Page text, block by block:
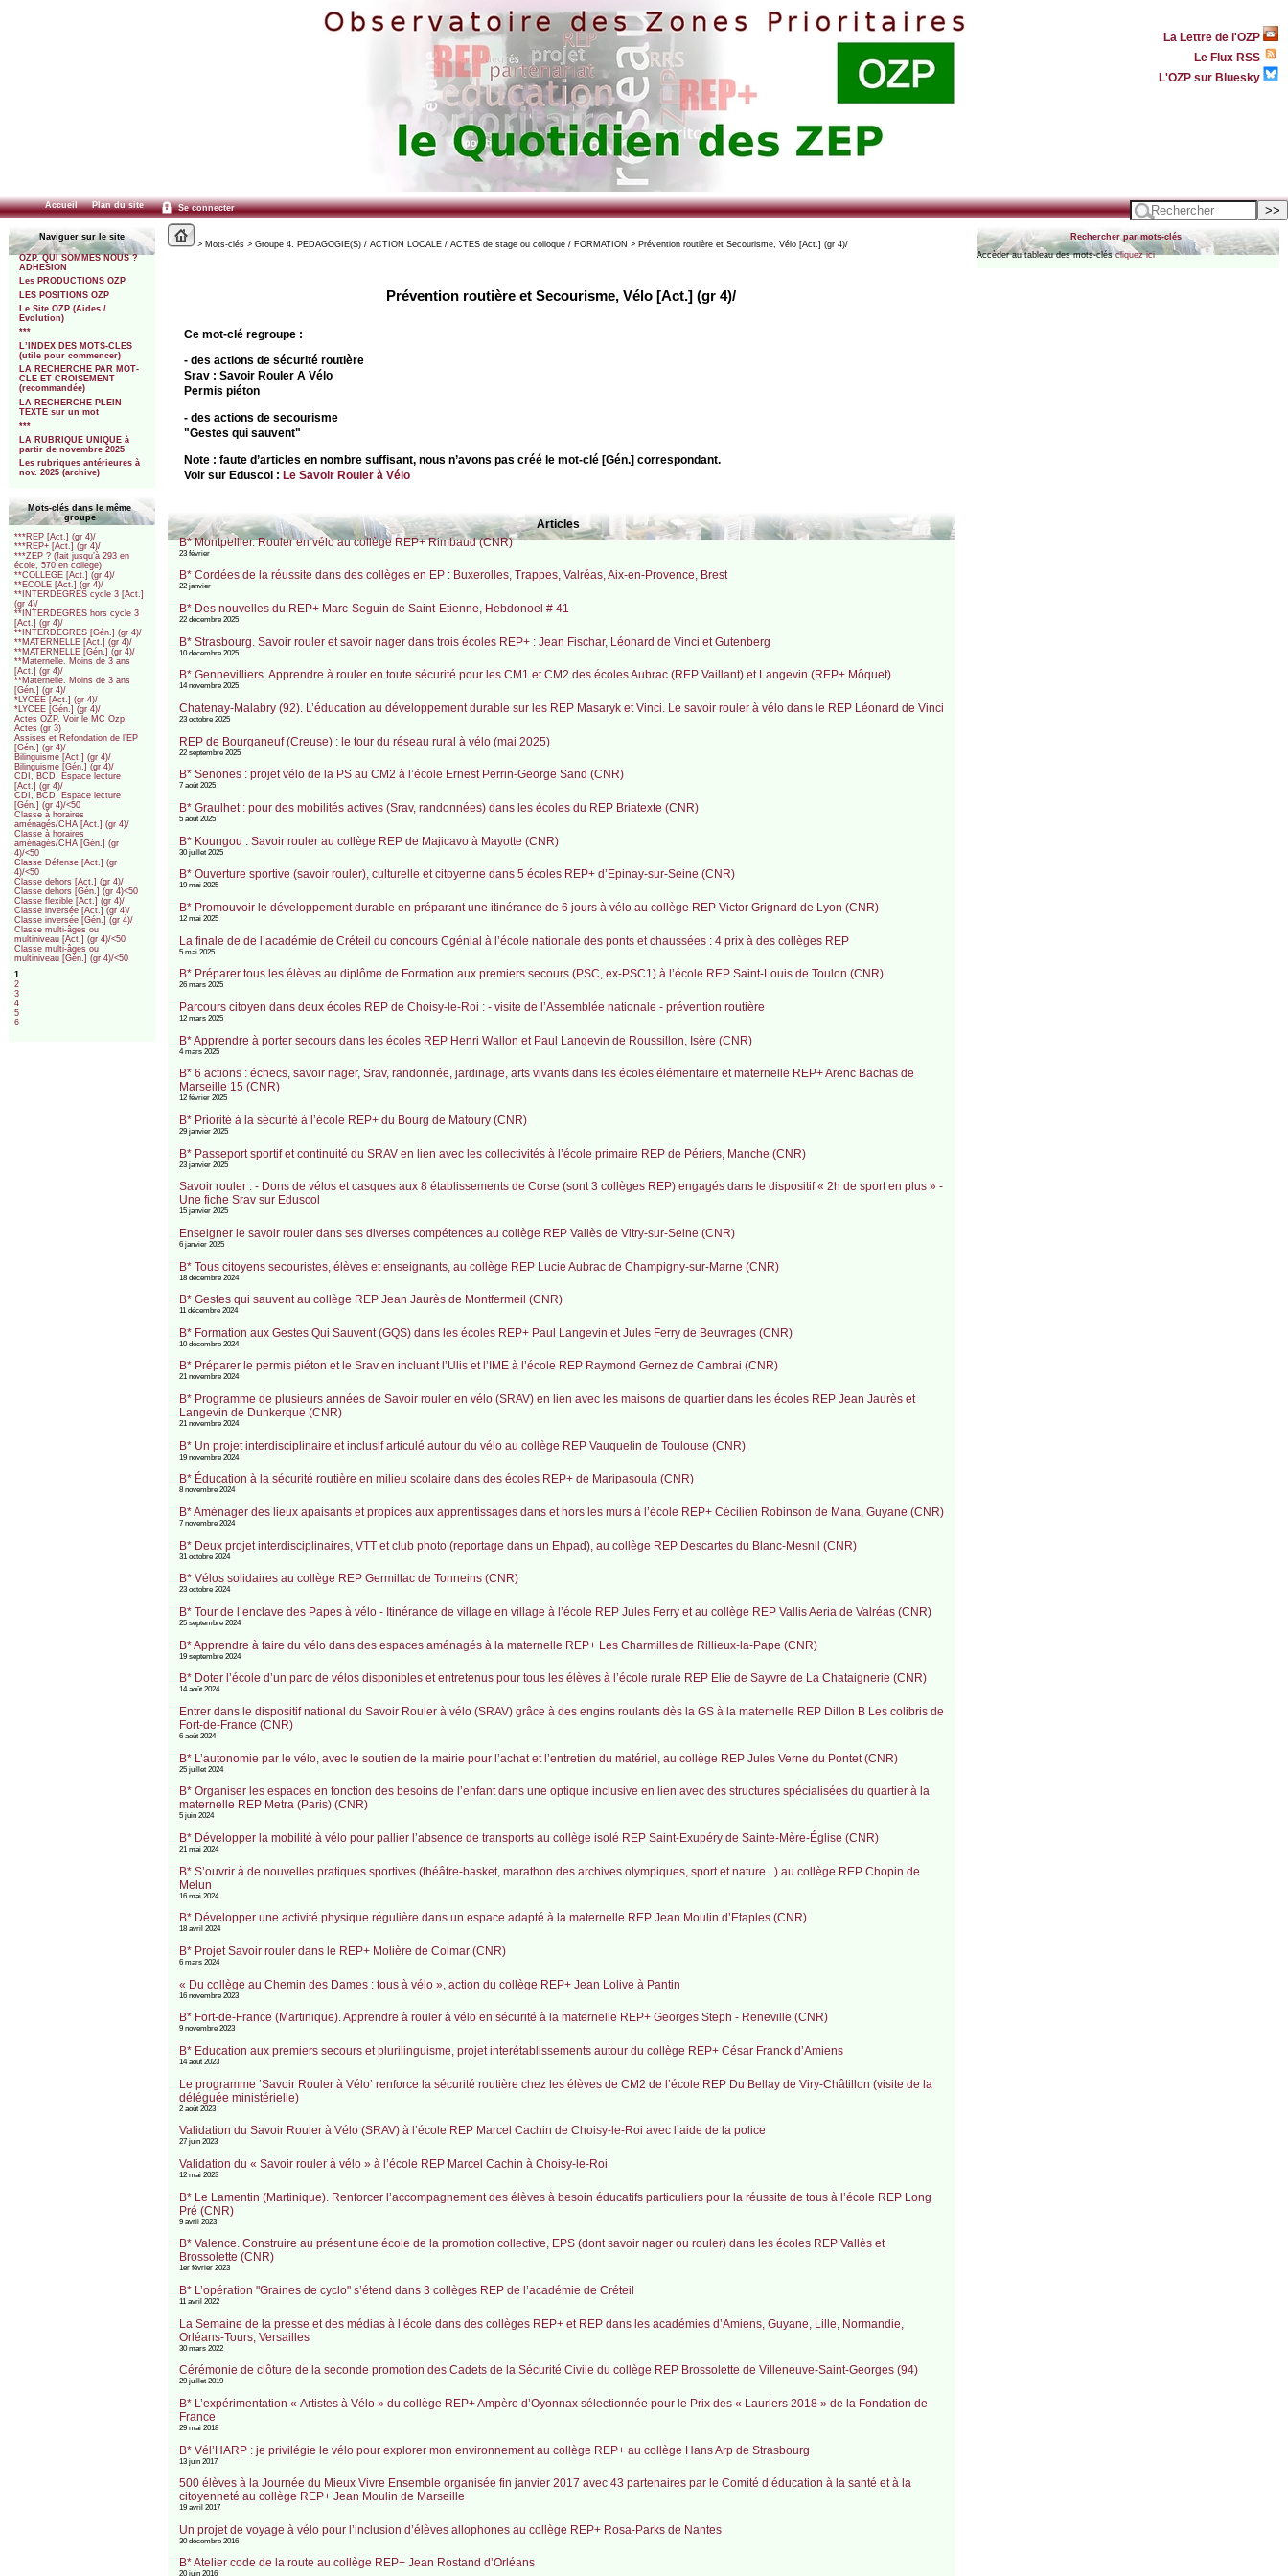
La Lettre de l'OZP
Le Flux RSS
L'OZP sur Bluesky
Accueil Plan du site Se connecter
Naviguer sur le site
OZP. QUI SOMMES NOUS ?
ADHESION
Les PRODUCTIONS OZP
LES POSITIONS OZP
Le Site OZP (Aides /
Evolution)
***
L’INDEX DES MOTS-CLES
(utile pour commencer)
LA RECHERCHE PAR MOT-
CLE ET CROISEMENT
(recommandée)
LA RECHERCHE PLEIN
TEXTE sur un mot
***
LA RUBRIQUE UNIQUE à
partir de novembre 2025
Les rubriques antérieures à
nov. 2025 (archive)
Mots-clés dans le même
groupe
***REP [Act.] (gr 4)/
***REP+ [Act.] (gr 4)/
***ZEP ? (fait jusqu’à 293 en
école, 570 en college)
**COLLEGE [Act.] (gr 4)/
**ECOLE [Act.] (gr 4)/
**INTERDEGRES cycle 3 [Act.]
(gr 4)/
**INTERDEGRES hors cycle 3
[Act.] (gr 4)/
**INTERDEGRES [Gén.] (gr 4)/
**MATERNELLE [Act.] (gr 4)/
**MATERNELLE [Gén.] (gr 4)/
**Maternelle. Moins de 3 ans
[Act.] (gr 4)/
**Maternelle. Moins de 3 ans
[Gén.] (gr 4)/
*LYCEE [Act.] (gr 4)/
*LYCEE [Gén.] (gr 4)/
Actes OZP. Voir le MC Ozp.
Actes (gr 3)
Assises et Refondation de l’EP
[Gén.] (gr 4)/
Bilinguisme [Act.] (gr 4)/
Bilinguisme [Gén.] (gr 4)/
CDI, BCD, Espace lecture
[Act.] (gr 4)/
CDI, BCD, Espace lecture
[Gén.] (gr 4)/<50
Classe à horaires
aménagés/CHA [Act.] (gr 4)/
Classe à horaires
aménagés/CHA [Gén.] (gr
4)/<50
Classe Défense [Act.] (gr
4)/<50
Classe dehors [Act.] (gr 4)/
Classe dehors [Gén.] (gr 4)<50
Classe flexible [Act.] (gr 4)/
Classe inversée [Act.] (gr 4)/
Classe inversée [Gén.] (gr 4)/
Classe multi-âges ou
multiniveau [Act.] (gr 4)/<50
Classe multi-âges ou
multiniveau [Gén.] (gr 4)/<50
1
2
3
4
5
6
> Mots-clés > Groupe 4. PEDAGOGIE(S) / ACTION LOCALE / ACTES de stage ou colloque / FORMATION > Prévention routière et Secourisme, Vélo [Act.] (gr 4)/
Prévention routière et Secourisme, Vélo [Act.] (gr 4)/
Ce mot-clé regroupe :
- des actions de sécurité routière
Srav : Savoir Rouler A Vélo
Permis piéton
- des actions de secourisme
"Gestes qui sauvent"
Note : faute d’articles en nombre suffisant, nous n’avons pas créé le mot-clé [Gén.] correspondant.
Voir sur Eduscol :Le Savoir Rouler à Vélo
Articles
B* Montpellier. Rouler en vélo au collège REP+ Rimbaud (CNR)
23 février
B* Cordées de la réussite dans des collèges en EP : Buxerolles, Trappes, Valréas, Aix-en-Provence, Brest
22 janvier
B* Des nouvelles du REP+ Marc-Seguin de Saint-Etienne, Hebdonoel # 41
22 décembre 2025
B* Strasbourg. Savoir rouler et savoir nager dans trois écoles REP+ : Jean Fischar, Léonard de Vinci et Gutenberg
10 décembre 2025
B* Gennevilliers. Apprendre à rouler en toute sécurité pour les CM1 et CM2 des écoles Aubrac (REP Vaillant) et Langevin (REP+ Môquet)
14 novembre 2025
Chatenay-Malabry (92). L’éducation au développement durable sur les REP Masaryk et Vinci. Le savoir rouler à vélo dans le REP Léonard de Vinci
23 octobre 2025
REP de Bourganeuf (Creuse) : le tour du réseau rural à vélo (mai 2025)
22 septembre 2025
B* Senones : projet vélo de la PS au CM2 à l’école Ernest Perrin-George Sand (CNR)
7 août 2025
B* Graulhet : pour des mobilités actives (Srav, randonnées) dans les écoles du REP Briatexte (CNR)
5 août 2025
B* Koungou : Savoir rouler au collège REP de Majicavo à Mayotte (CNR)
30 juillet 2025
B* Ouverture sportive (savoir rouler), culturelle et citoyenne dans 5 écoles REP+ d’Epinay-sur-Seine (CNR)
19 mai 2025
B* Promouvoir le développement durable en préparant une itinérance de 6 jours à vélo au collège REP Victor Grignard de Lyon (CNR)
12 mai 2025
La finale de de l’académie de Créteil du concours Cgénial à l’école nationale des ponts et chaussées : 4 prix à des collèges REP
5 mai 2025
B* Préparer tous les élèves au diplôme de Formation aux premiers secours (PSC, ex-PSC1) à l’école REP Saint-Louis de Toulon (CNR)
26 mars 2025
Parcours citoyen dans deux écoles REP de Choisy-le-Roi : - visite de l’Assemblée nationale - prévention routière
12 mars 2025
B* Apprendre à porter secours dans les écoles REP Henri Wallon et Paul Langevin de Roussillon, Isère (CNR)
4 mars 2025
B* 6 actions : échecs, savoir nager, Srav, randonnée, jardinage, arts vivants dans les écoles élémentaire et maternelle REP+ Arenc Bachas de
Marseille 15 (CNR)
12 février 2025
B* Priorité à la sécurité à l’école REP+ du Bourg de Matoury (CNR)
29 janvier 2025
B* Passeport sportif et continuité du SRAV en lien avec les collectivités à l’école primaire REP de Périers, Manche (CNR)
23 janvier 2025
Savoir rouler : - Dons de vélos et casques aux 8 établissements de Corse (sont 3 collèges REP) engagés dans le dispositif « 2h de sport en plus » -
Une fiche Srav sur Eduscol
15 janvier 2025
Enseigner le savoir rouler dans ses diverses compétences au collège REP Vallès de Vitry-sur-Seine (CNR)
6 janvier 2025
B* Tous citoyens secouristes, élèves et enseignants, au collège REP Lucie Aubrac de Champigny-sur-Marne (CNR)
18 décembre 2024
B* Gestes qui sauvent au collège REP Jean Jaurès de Montfermeil (CNR)
11 décembre 2024
B* Formation aux Gestes Qui Sauvent (GQS) dans les écoles REP+ Paul Langevin et Jules Ferry de Beuvrages (CNR)
10 décembre 2024
B* Préparer le permis piéton et le Srav en incluant l’Ulis et l’IME à l’école REP Raymond Gernez de Cambrai (CNR)
21 novembre 2024
B* Programme de plusieurs années de Savoir rouler en vélo (SRAV) en lien avec les maisons de quartier dans les écoles REP Jean Jaurès et
Langevin de Dunkerque (CNR)
21 novembre 2024
B* Un projet interdisciplinaire et inclusif articulé autour du vélo au collège REP Vauquelin de Toulouse (CNR)
19 novembre 2024
B* Éducation à la sécurité routière en milieu scolaire dans des écoles REP+ de Maripasoula (CNR)
8 novembre 2024
B* Aménager des lieux apaisants et propices aux apprentissages dans et hors les murs à l’école REP+ Cécilien Robinson de Mana, Guyane (CNR)
7 novembre 2024
B* Deux projet interdisciplinaires, VTT et club photo (reportage dans un Ehpad), au collège REP Descartes du Blanc-Mesnil (CNR)
31 octobre 2024
B* Vélos solidaires au collège REP Germillac de Tonneins (CNR)
23 octobre 2024
B* Tour de l’enclave des Papes à vélo - Itinérance de village en village à l’école REP Jules Ferry et au collège REP Vallis Aeria de Valréas (CNR)
25 septembre 2024
B* Apprendre à faire du vélo dans des espaces aménagés à la maternelle REP+ Les Charmilles de Rillieux-la-Pape (CNR)
19 septembre 2024
B* Doter l’école d’un parc de vélos disponibles et entretenus pour tous les élèves à l’école rurale REP Elie de Sayvre de La Chataignerie (CNR)
14 août 2024
Entrer dans le dispositif national du Savoir Rouler à vélo (SRAV) grâce à des engins roulants dès la GS à la maternelle REP Dillon B Les colibris de
Fort-de-France (CNR)
6 août 2024
B* L’autonomie par le vélo, avec le soutien de la mairie pour l’achat et l’entretien du matériel, au collège REP Jules Verne du Pontet (CNR)
25 juillet 2024
B* Organiser les espaces en fonction des besoins de l’enfant dans une optique inclusive en lien avec des structures spécialisées du quartier à la
maternelle REP Metra (Paris) (CNR)
5 juin 2024
B* Développer la mobilité à vélo pour pallier l’absence de transports au collège isolé REP Saint-Exupéry de Sainte-Mère-Église (CNR)
21 mai 2024
B* S’ouvrir à de nouvelles pratiques sportives (théâtre-basket, marathon des archives olympiques, sport et nature...) au collège REP Chopin de
Melun
16 mai 2024
B* Développer une activité physique régulière dans un espace adapté à la maternelle REP Jean Moulin d’Etaples (CNR)
18 avril 2024
B* Projet Savoir rouler dans le REP+ Molière de Colmar (CNR)
6 mars 2024
« Du collège au Chemin des Dames : tous à vélo », action du collège REP+ Jean Lolive à Pantin
16 novembre 2023
B* Fort-de-France (Martinique). Apprendre à rouler à vélo en sécurité à la maternelle REP+ Georges Steph - Reneville (CNR)
9 novembre 2023
B* Education aux premiers secours et plurilinguisme, projet interétablissements autour du collège REP+ César Franck d’Amiens
14 août 2023
Le programme ’Savoir Rouler à Vélo’ renforce la sécurité routière chez les élèves de CM2 de l’école REP Du Bellay de Viry-Châtillon (visite de la
déléguée ministérielle)
2 août 2023
Validation du Savoir Rouler à Vélo (SRAV) à l’école REP Marcel Cachin de Choisy-le-Roi avec l’aide de la police
27 juin 2023
Validation du « Savoir rouler à vélo » à l’école REP Marcel Cachin à Choisy-le-Roi
12 mai 2023
B* Le Lamentin (Martinique). Renforcer l’accompagnement des élèves à besoin éducatifs particuliers pour la réussite de tous à l’école REP Long
Pré (CNR)
9 avril 2023
B* Valence. Construire au présent une école de la promotion collective, EPS (dont savoir nager ou rouler) dans les écoles REP Vallès et
Brossolette (CNR)
1er février 2023
B* L’opération "Graines de cyclo" s’étend dans 3 collèges REP de l’académie de Créteil
11 avril 2022
La Semaine de la presse et des médias à l’école dans des collèges REP+ et REP dans les académies d’Amiens, Guyane, Lille, Normandie,
Orléans-Tours, Versailles
30 mars 2022
Cérémonie de clôture de la seconde promotion des Cadets de la Sécurité Civile du collège REP Brossolette de Villeneuve-Saint-Georges (94)
29 juillet 2019
B* L’expérimentation « Artistes à Vélo » du collège REP+ Ampère d’Oyonnax sélectionnée pour le Prix des « Lauriers 2018 » de la Fondation de
France
29 mai 2018
B* Vél’HARP : je privilégie le vélo pour explorer mon environnement au collège REP+ au collège Hans Arp de Strasbourg
13 juin 2017
500 élèves à la Journée du Mieux Vivre Ensemble organisée fin janvier 2017 avec 43 partenaires par le Comité d’éducation à la santé et à la
citoyenneté au collège REP+ Jean Moulin de Marseille
19 avril 2017
Un projet de voyage à vélo pour l’inclusion d’élèves allophones au collège REP+ Rosa-Parks de Nantes
30 décembre 2016
B* Atelier code de la route au collège REP+ Jean Rostand d’Orléans
20 juin 2016
Rechercher par mots-clés
Accèder au tableau des mots-cléscliquez ici